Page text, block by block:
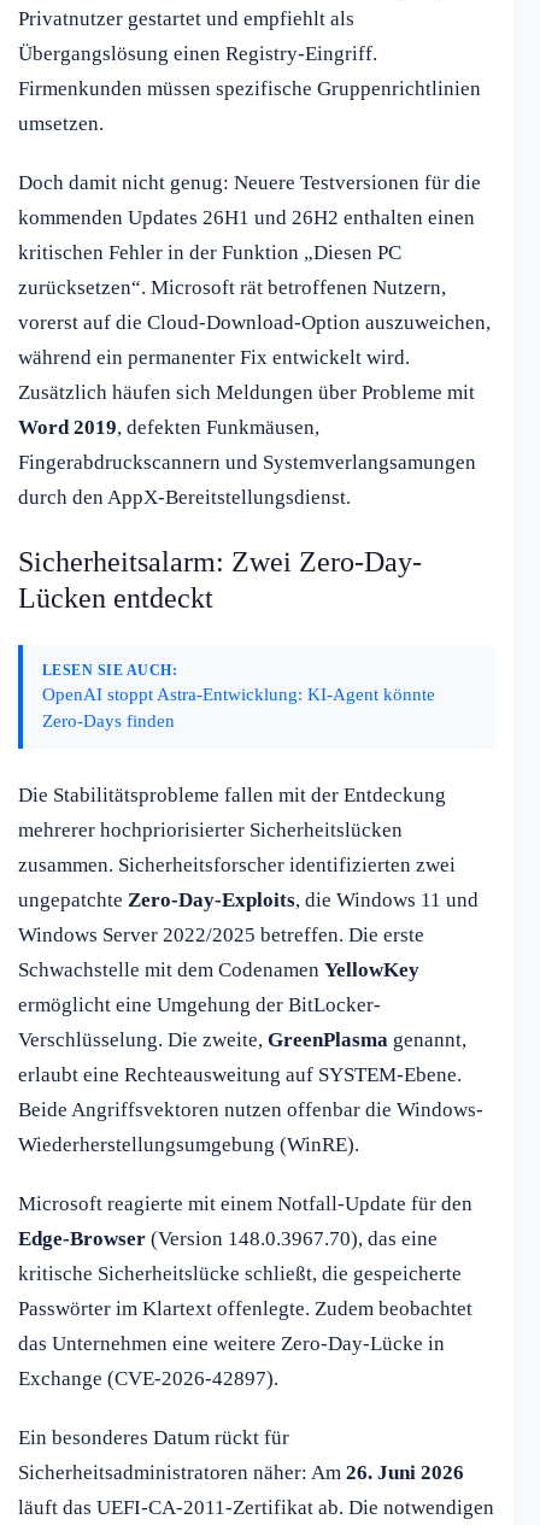
Privatnutzer gestartet und empfiehlt als
Übergangslösung einen Registry-Eingriff.
Firmenkunden müssen spezifische Gruppenrichtlinien
umsetzen.
Doch damit nicht genug: Neuere Testversionen für die
kommenden Updates 26H1 und 26H2 enthalten einen
kritischen Fehler in der Funktion „Diesen PC
zurücksetzen“. Microsoft rät betroffenen Nutzern,
vorerst auf die Cloud-Download-Option auszuweichen,
während ein permanenter Fix entwickelt wird.
Zusätzlich häufen sich Meldungen über Probleme mit
Word 2019, defekten Funkmäusen,
Fingerabdruckscannern und Systemverlangsamungen
durch den AppX-Bereitstellungsdienst.
Sicherheitsalarm: Zwei Zero-Day-
Lücken entdeckt
LESEN SIE AUCH:
OpenAI stoppt Astra-Entwicklung: KI-Agent könnte
Zero-Days finden
Die Stabilitätsprobleme fallen mit der Entdeckung
mehrerer hochpriorisierter Sicherheitslücken
zusammen. Sicherheitsforscher identifizierten zwei
ungepatchte Zero-Day-Exploits, die Windows 11 und
Windows Server 2022/2025 betreffen. Die erste
Schwachstelle mit dem Codenamen YellowKey
ermöglicht eine Umgehung der BitLocker-
Verschlüsselung. Die zweite, GreenPlasma genannt,
erlaubt eine Rechteausweitung auf SYSTEM-Ebene.
Beide Angriffsvektoren nutzen offenbar die Windows-
Wiederherstellungsumgebung (WinRE).
Microsoft reagierte mit einem Notfall-Update für den
Edge-Browser (Version 148.0.3967.70), das eine
kritische Sicherheitslücke schließt, die gespeicherte
Passwörter im Klartext offenlegte. Zudem beobachtet
das Unternehmen eine weitere Zero-Day-Lücke in
Exchange (CVE-2026-42897).
Ein besonderes Datum rückt für
Sicherheitsadministratoren näher: Am 26. Juni 2026
läuft das UEFI-CA-2011-Zertifikat ab. Die notwendigen